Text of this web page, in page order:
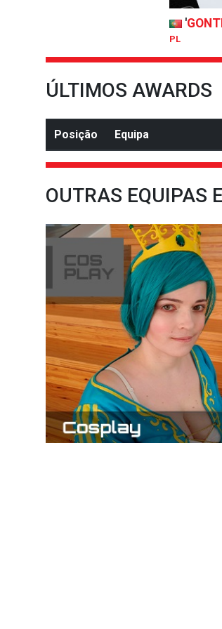
'
PL
ÚLTIMOS AWARDS
Posição Equipa
OUTRAS EQUIPAS